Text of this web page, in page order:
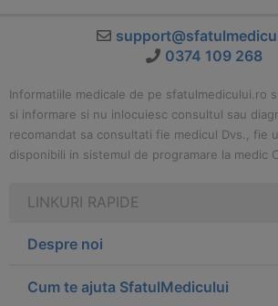
0374 109 268
Informatiile medicale de pe sfatulmedicului.ro
si informare si nu inlocuiesc consultul sau
recomandat sa consultati fie medicul Dvs., fie
disponibili in sistemul de programare la medic
LINKURI RAPIDE
Despre noi
Cum te ajuta SfatulMedicului